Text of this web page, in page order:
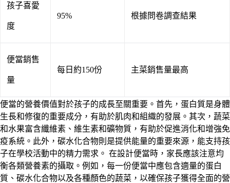
孩子喜愛
度
95% 根據問卷調查結果
便當銷售
量
每日約150份 主菜銷售量最高
便當的營養價值對於孩子的成長至關重要。首先，蛋白質是身體
生長和修復的重要成分，有助於肌肉和組織的發展。其次，蔬菜
和水果富含纖維素、維生素和礦物質，有助於促進消化和增強免
疫系統。此外，碳水化合物則是提供能量的重要來源，能支持孩
子在學校活動中的精力需求。 在設計便當時，家長應該注意均
衡各類營養素的攝取。例如，每一份便當中應包含適量的蛋白
質、碳水化合物以及各種顏色的蔬菜，以確保孩子獲得全面的營